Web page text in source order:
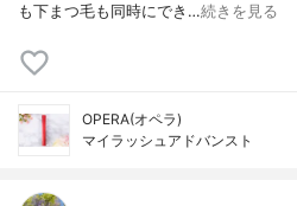
も下まつ毛も同時にでき…続きを見る
OPERA(オペラ)
マイラッシュアドバンスト